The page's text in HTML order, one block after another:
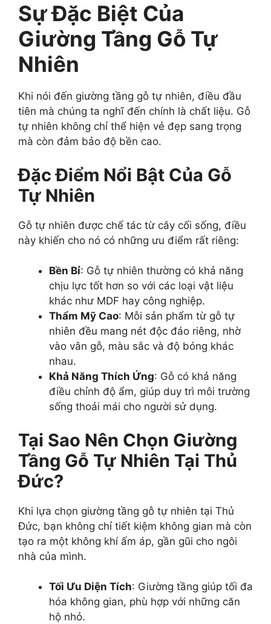
Sự Đặc Biệt Của
Giường Tầng Gỗ Tự
Nhiên
Khi nói đến giường tầng gỗ tự nhiên, điều đầu
tiên mà chúng ta nghĩ đến chính là chất liệu. Gỗ
tự nhiên không chỉ thể hiện vẻ đẹp sang trọng
mà còn đảm bảo độ bền cao.
Đặc Điểm Nổi Bật Của Gỗ
Tự Nhiên
Gỗ tự nhiên được chế tác từ cây cối sống, điều
này khiến cho nó có những ưu điểm rất riêng:
Bền Bỉ: Gỗ tự nhiên thường có khả năng
chịu lực tốt hơn so với các loại vật liệu
khác như MDF hay công nghiệp.
Thẩm Mỹ Cao: Mỗi sản phẩm từ gỗ tự
nhiên đều mang nét độc đáo riêng, nhờ
vào vân gỗ, màu sắc và độ bóng khác
nhau.
Khả Năng Thích Ứng: Gỗ có khả năng
điều chỉnh độ ẩm, giúp duy trì môi trường
sống thoải mái cho người sử dụng.
Tại Sao Nên Chọn Giường
Tầng Gỗ Tự Nhiên Tại Thủ
Đức?
Khi lựa chọn giường tầng gỗ tự nhiên tại Thủ
Đức, bạn không chỉ tiết kiệm không gian mà còn
tạo ra một không khí ấm áp, gần gũi cho ngôi
nhà của mình.
Tối Ưu Diện Tích: Giường tầng giúp tối đa
hóa không gian, phù hợp với những căn
hộ nhỏ.